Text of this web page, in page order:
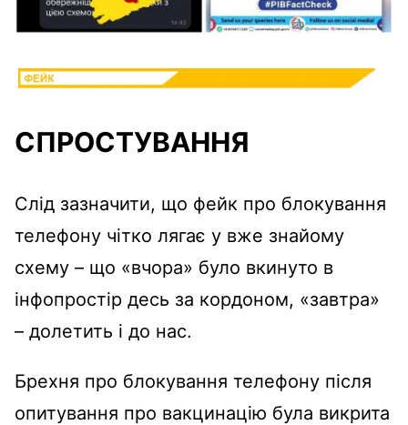
СПРОСТУВАННЯ
Слід зазначити, що фейк про блокування
телефону чітко лягає у вже знайому
схему – що «вчора» було вкинуто в
інфопростір десь за кордоном, «завтра»
– долетить і до нас.
Брехня про блокування телефону після
опитування про вакцинацію була викрита